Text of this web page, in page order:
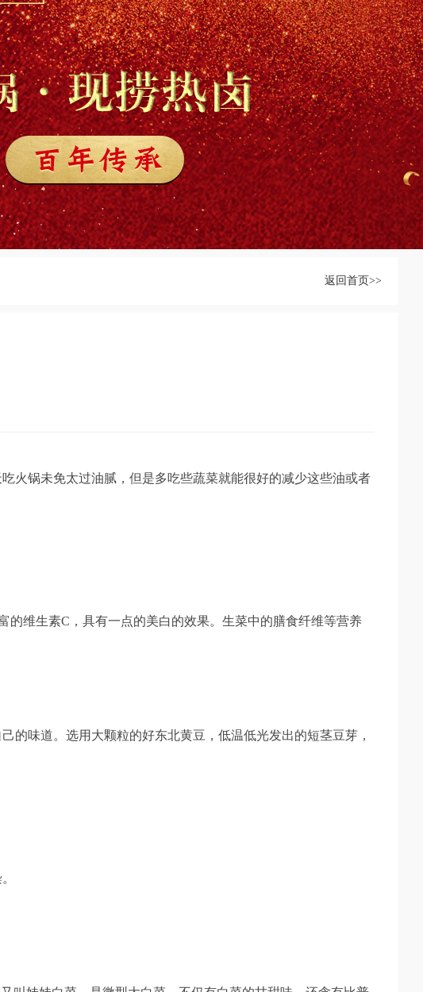
返回首页>>
火锅未免太过油腻，但是多吃些蔬菜就能很好的减少这些油或者
维生素C，具有一点的美白的效果。生菜中的膳食纤维等营养
味道。选用大颗粒的好东北黄豆，低温低光发出的短茎豆芽，